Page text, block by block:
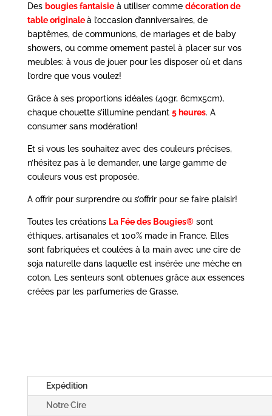
Des bougies fantaisieà utiliser comme décoration de
tableoriginale à l’occasion d’anniversaires, de
baptêmes, de communions, de mariages et de baby
showers, ou comme ornement pastel à placer survos
meubles: à vous de jouer pour les disposer où et dans
l’ordre que vous voulez!
Grâce à ses proportions idéales (40gr, 6cmx5cm),
chaque chouette s’illumine pendant 5heures. A
consumer sans modération!
Et si vous les souhaitez avec des couleurs précises,
n’hésitez pas à le demander, une large gamme de
couleurs vous est proposée.
A offrir pour surprendre ou s’offrir pour se faire plaisir!
Toutes les créations La Fée des Bougies® sont
éthiques, artisanales et 100% made in France. Elles
sont fabriquées et coulées à la main avec une cire de
soja naturelle dans laquelle est insérée une mèche en
coton. Les senteurs sont obtenues grâce aux essences
créées par les parfumeries de Grasse.
Expédition
Notre Cire